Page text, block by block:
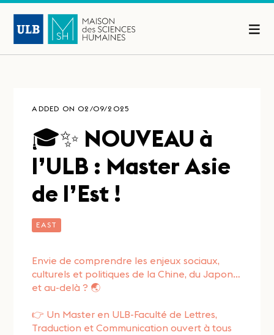
ADDED ON 02/09/2025
🎓✨ NOUVEAU à
l’ULB : Master Asie
de l’Est !
EAST
Envie de comprendre les enjeux sociaux,
culturels et politiques de la Chine, du Japon…
et au-delà ? 🌏
👉 Un Master en ULB-Faculté de Lettres,
Traduction et Communication ouvert à tous